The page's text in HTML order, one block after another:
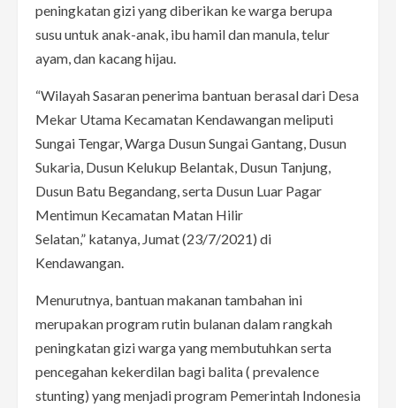
peningkatan gizi yang diberikan ke warga berupa
susu untuk anak-anak, ibu hamil dan manula, telur
ayam, dan kacang hijau.
“Wilayah Sasaran penerima bantuan berasal dari Desa
Mekar Utama Kecamatan Kendawangan meliputi
Sungai Tengar, Warga Dusun Sungai Gantang, Dusun
Sukaria, Dusun Kelukup Belantak, Dusun Tanjung,
Dusun Batu Begandang, serta Dusun Luar Pagar
Mentimun Kecamatan Matan Hilir
Selatan,” katanya, Jumat (23/7/2021) di
Kendawangan.
Menurutnya, bantuan makanan tambahan ini
merupakan program rutin bulanan dalam rangkah
peningkatan gizi warga yang membutuhkan serta
pencegahan kekerdilan bagi balita ( prevalence
stunting) yang menjadi program Pemerintah Indonesia